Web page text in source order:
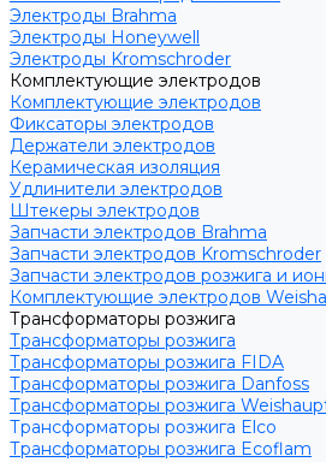
Электроды Brahma
Электроды Honeywell
Электроды Kromschroder
Комплектующие электродов
Комплектующие электродов
Фиксаторы электродов
Держатели электродов
Керамическая изоляция
Удлинители электродов
Штекеры электродов
Запчасти электродов Brahma
Запчасти электродов Kromschroder
Запчасти электродов розжига и
Комплектующие электродов
Трансформаторы розжига
Трансформаторы розжига
Трансформаторы розжига FIDA
Трансформаторы розжига Danfoss
Трансформаторы розжига
Трансформаторы розжига Elco
Трансформаторы розжига Ecoflam